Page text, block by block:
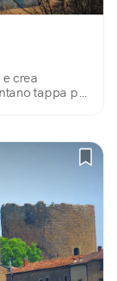
crea
tappa per